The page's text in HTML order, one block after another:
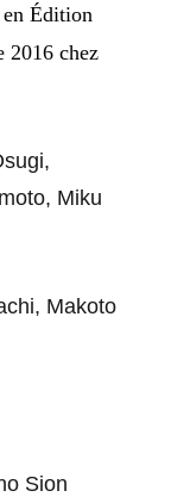
enÉdition
2016 chez
Miku
Makoto
Sion